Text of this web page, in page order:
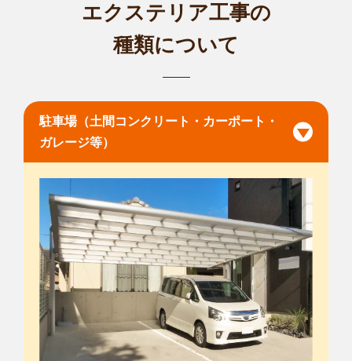
エクステリア工事の
種類について
駐車場（土間コンクリート・カーポート・
ガレージ等）